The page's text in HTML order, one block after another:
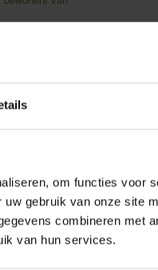
om functies voor
gebruik van onze site
combineren met
van hun services.
u benieuwd of u
u graag.